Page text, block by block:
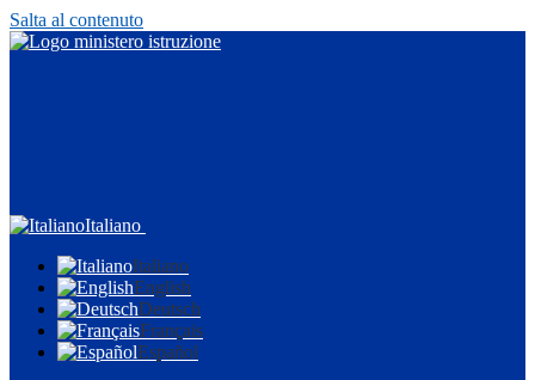
Salta al contenuto
Italiano
Italiano
English
Deutsch
Français
Español